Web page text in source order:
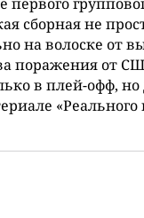
сборная не
на волоске от
поражения от
в плей-офф,